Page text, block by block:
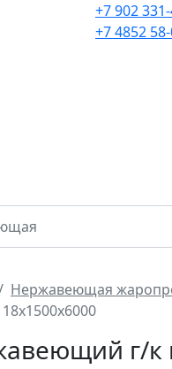
+7 902
+7 4852
Нержавеющая
г/к